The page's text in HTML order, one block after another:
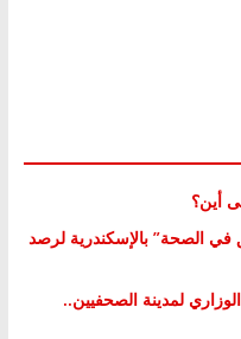
أين؟
الصحة” بالإسكندرية لرصد
لمدينة الصحفيين..